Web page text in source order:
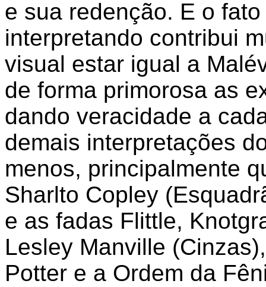
e sua redenção. E o
interpretando contribui
visual estar igual a
de forma primorosa as
dando veracidade a
demais interpretações
menos, principalmente
Sharlto Copley
e as fadas Flittle,
Lesley Manville
Potter e a Ordem da